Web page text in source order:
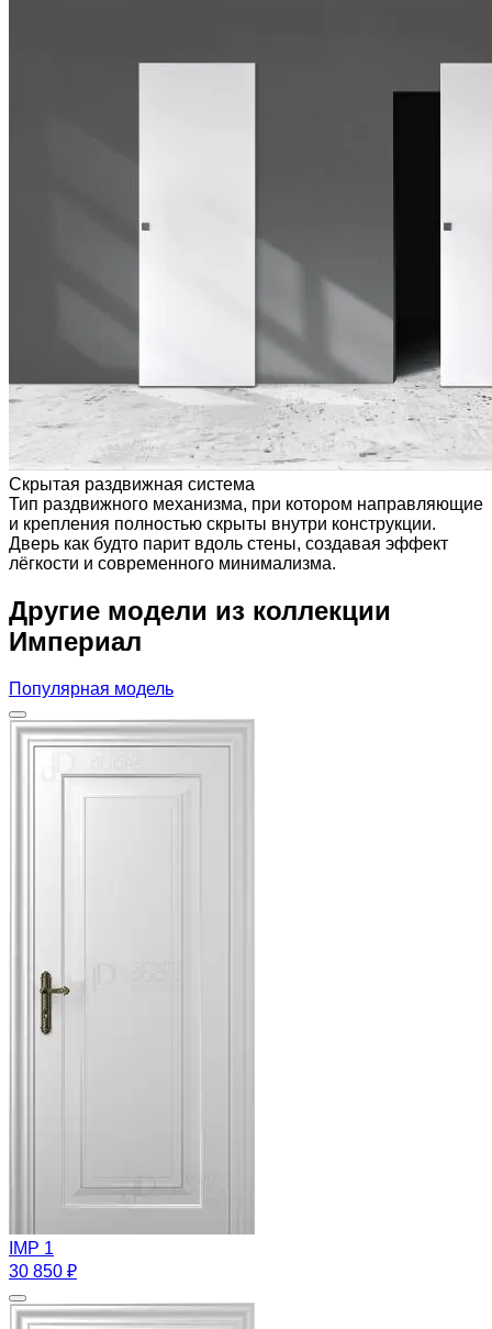
Скрытая раздвижная система
Тип раздвижного механизма, при котором направляющие
и крепления полностью скрыты внутри конструкции.
Дверь как будто парит вдоль стены, создавая эффект
лёгкости и современного минимализма.
Другие модели из коллекции
Империал
Популярная модель
IMP 1
30 850 ₽